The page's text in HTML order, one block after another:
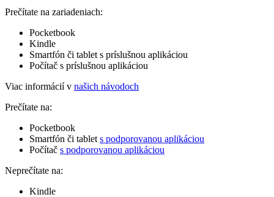
Prečítate na zariadeniach:
Pocketbook
Kindle
Smartfón či tablet s príslušnou aplikáciou
Počítač s príslušnou aplikáciou
Viac informácií v našich návodoch
Prečítate na:
Pocketbook
Smartfón či tablet s podporovanou aplikáciou
Počítač s podporovanou aplikáciou
Neprečítate na:
Kindle